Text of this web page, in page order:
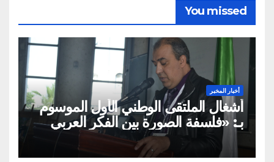
You missed
أخبار المخبر
أشغال الملتقى الوطني الأول الموسوم
بـ: «فلسفة الصورة بين الفكر العربي
الإسلامي والفكر الغربي: من
الميتافيزيقيا المتعالية إلى الممارسة